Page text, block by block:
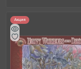
Акция